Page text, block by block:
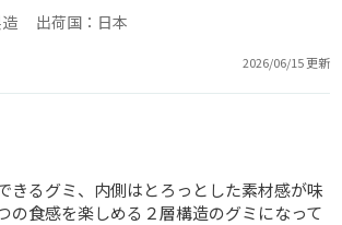
造 出荷国：日本
2026/06/15 更新
きるグミ、内側はとろっとした素材感が味
の食感を楽しめる２層構造のグミになって